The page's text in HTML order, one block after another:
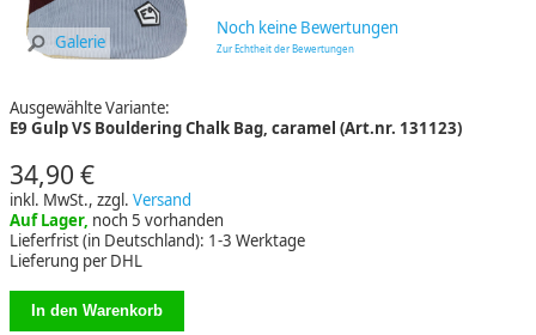
Hilfe, Kontakt
Galerie
Noch keine Bewertungen
Zur Echtheit der Bewertungen
Ausgewählte Variante:
E9 Gulp VS Bouldering Chalk Bag, caramel (Art.nr. 131123)
34,90 €
inkl. MwSt., zzgl. Versand
Auf Lager, noch 5 vorhanden
Lieferfrist (in Deutschland): 1-3 Werktage
Lieferung per DHL